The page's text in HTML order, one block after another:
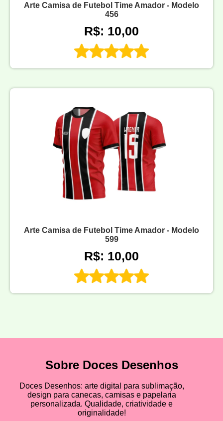
Arte Camisa de Futebol Time Amador - Modelo
456
R$: 10,00
Arte Camisa de Futebol Time Amador - Modelo
599
R$: 10,00
Sobre Doces Desenhos
Doces Desenhos: arte digital para sublimação,
design para canecas, camisas e papelaria
personalizada. Qualidade, criatividade e
originalidade!